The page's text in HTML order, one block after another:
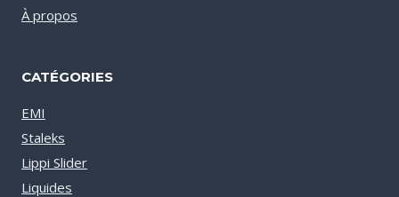
À propos
CATÉGORIES
EMI
Staleks
Lippi Slider
Liquides